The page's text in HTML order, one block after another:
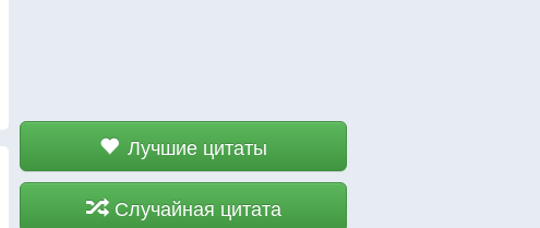
Лучшие цитаты
Случайная цитата